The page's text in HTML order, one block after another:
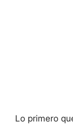
Lo primero